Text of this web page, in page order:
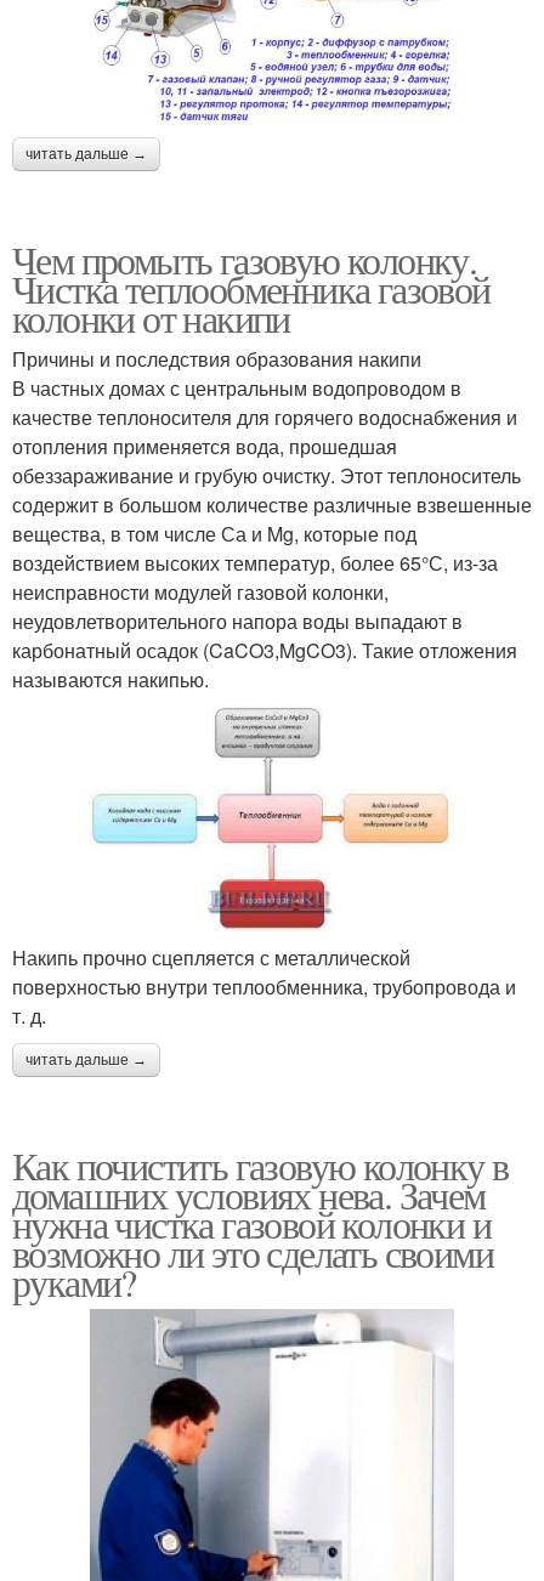
читать дальше →
Чем промыть газовую колонку.
Чистка теплообменника газовой
колонки от накипи
Причины и последствия образования накипи
В частных домах с центральным водопроводом в
качестве теплоносителя для горячего водоснабжения и
отопления применяется вода, прошедшая
обеззараживание и грубую очистку. Этот теплоноситель
содержит в большом количестве различные взвешенные
вещества, в том числе Са и Mg, которые под
воздействием высоких температур, более 65°С, из-за
неисправности модулей газовой колонки,
неудовлетворительного напора воды выпадают в
карбонатный осадок (CaCO3,MgCO3). Такие отложения
называются накипью.
Накипь прочно сцепляется с металлической
поверхностью внутри теплообменника, трубопровода и
т. д.
читать дальше →
Как почистить газовую колонку в
домашних условиях нева. Зачем
нужна чистка газовой колонки и
возможно ли это сделать своими
руками?